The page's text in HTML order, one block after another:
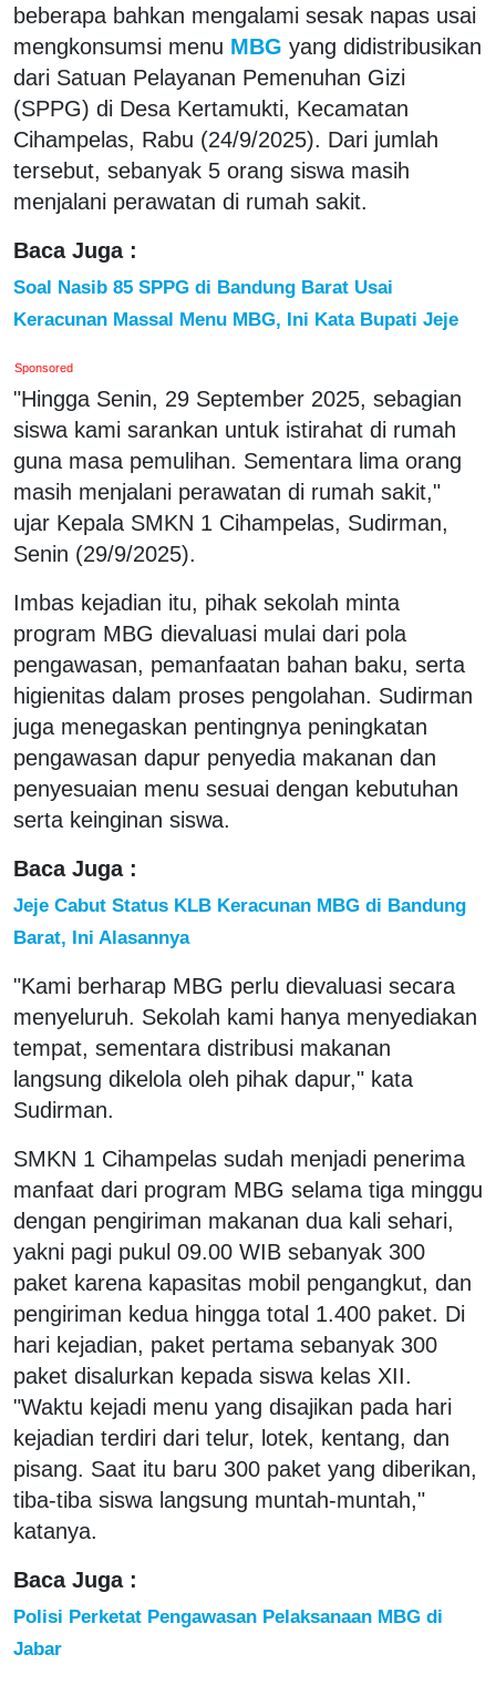
beberapa bahkan mengalami sesak napas usai
mengkonsumsi menu MBG yang didistribusikan
dari Satuan Pelayanan Pemenuhan Gizi
(SPPG) di Desa Kertamukti, Kecamatan
Cihampelas, Rabu (24/9/2025). Dari jumlah
tersebut, sebanyak 5 orang siswa masih
menjalani perawatan di rumah sakit.
Baca Juga :
Soal Nasib 85 SPPG di Bandung Barat Usai
Keracunan Massal Menu MBG, Ini Kata Bupati Jeje
Sponsored
"Hingga Senin, 29 September 2025, sebagian
siswa kami sarankan untuk istirahat di rumah
guna masa pemulihan. Sementara lima orang
masih menjalani perawatan di rumah sakit,"
ujar Kepala SMKN 1 Cihampelas, Sudirman,
Senin (29/9/2025).
Imbas kejadian itu, pihak sekolah minta
program MBG dievaluasi mulai dari pola
pengawasan, pemanfaatan bahan baku, serta
higienitas dalam proses pengolahan. Sudirman
juga menegaskan pentingnya peningkatan
pengawasan dapur penyedia makanan dan
penyesuaian menu sesuai dengan kebutuhan
serta keinginan siswa.
Baca Juga :
Jeje Cabut Status KLB Keracunan MBG di Bandung
Barat, Ini Alasannya
"Kami berharap MBG perlu dievaluasi secara
menyeluruh. Sekolah kami hanya menyediakan
tempat, sementara distribusi makanan
langsung dikelola oleh pihak dapur," kata
Sudirman.
SMKN 1 Cihampelas sudah menjadi penerima
manfaat dari program MBG selama tiga minggu
dengan pengiriman makanan dua kali sehari,
yakni pagi pukul 09.00 WIB sebanyak 300
paket karena kapasitas mobil pengangkut, dan
pengiriman kedua hingga total 1.400 paket. Di
hari kejadian, paket pertama sebanyak 300
paket disalurkan kepada siswa kelas XII.
"Waktu kejadi menu yang disajikan pada hari
kejadian terdiri dari telur, lotek, kentang, dan
pisang. Saat itu baru 300 paket yang diberikan,
tiba-tiba siswa langsung muntah-muntah,"
katanya.
Baca Juga :
Polisi Perketat Pengawasan Pelaksanaan MBG di
Jabar